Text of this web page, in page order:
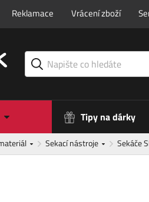
Reklamace Vrácení zboží
Tipy na dárky
Sekací nástroje Sekáče